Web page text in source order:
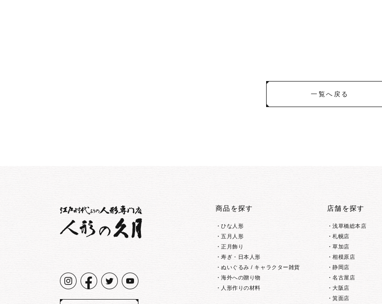
一覧へ戻る
商品を探す
ひな人形
五月人形
正月飾り
寿ぎ・日本人形
ぬいぐるみ / キャラクター雑貨
海外への贈り物
人形作りの材料
店舗を探す
浅草橋総本店
札幌店
草加店
相模原店
静岡店
名古屋店
大阪店
箕面店